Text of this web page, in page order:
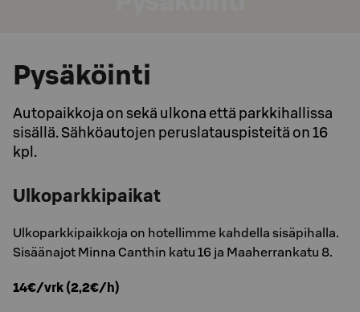
Pysäköinti
Autopaikkoja on sekä ulkona että parkkihallissa
sisällä. Sähköautojen peruslatauspisteitä on 16
kpl.
Ulkoparkkipaikat
Ulkoparkkipaikkoja on hotellimme kahdella sisäpihalla.
Sisäänajot Minna Canthin katu 16 ja Maaherrankatu 8.
14€/vrk (2,2€/h)